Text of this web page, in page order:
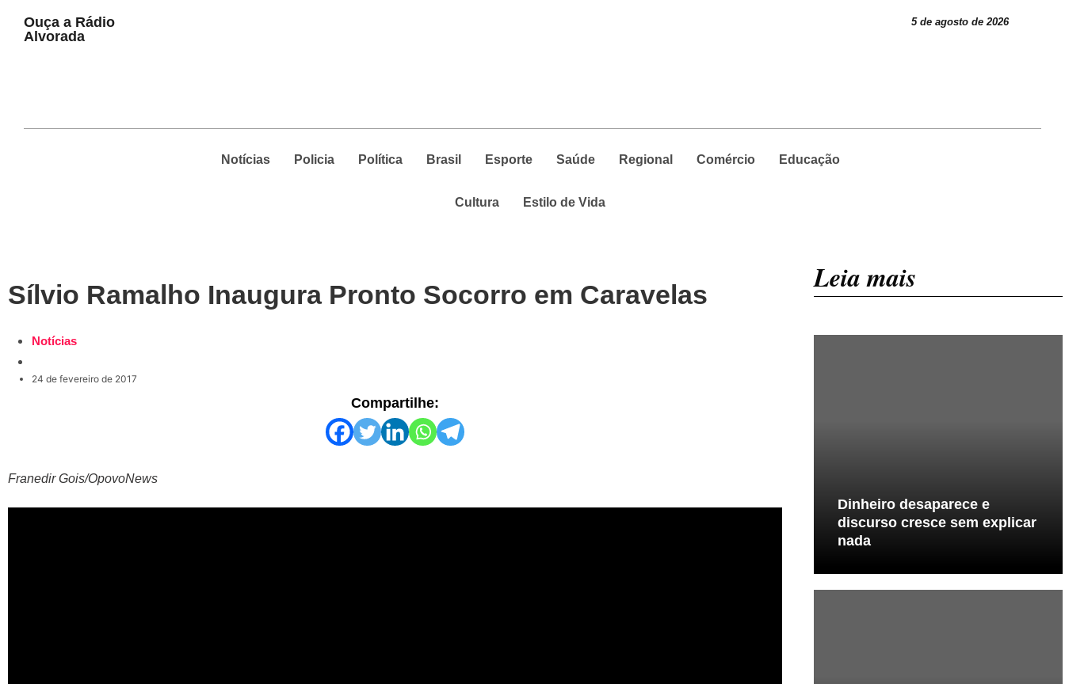
Ouça a Rádio
Alvorada
5 de agosto de 2026
Notícias Policia Política Brasil Esporte Saúde Regional Comércio Educação
Cultura Estilo de Vida
Sílvio Ramalho Inaugura Pronto Socorro em Caravelas
Notícias
24 de fevereiro de 2017
Compartilhe:
Franedir Gois/OpovoNews
Leia mais
Dinheiro desaparece e
discurso cresce sem explicar
nada